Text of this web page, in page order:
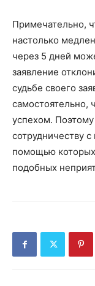
Примечательно,
настолько
через 5 дней
заявление
судьбе своего
самостоятельно,
успехом.
сотрудничеству
помощью которых
подобных